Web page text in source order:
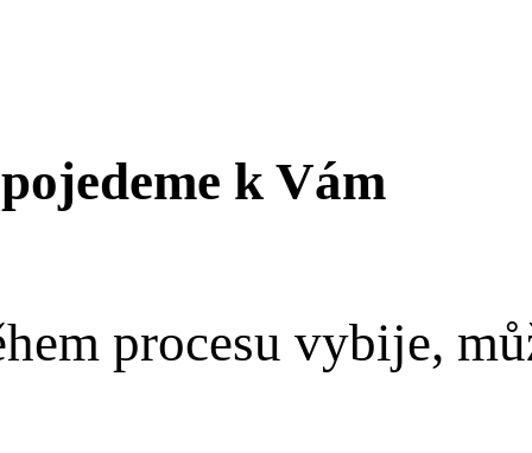
k Vám
procesu vybije,